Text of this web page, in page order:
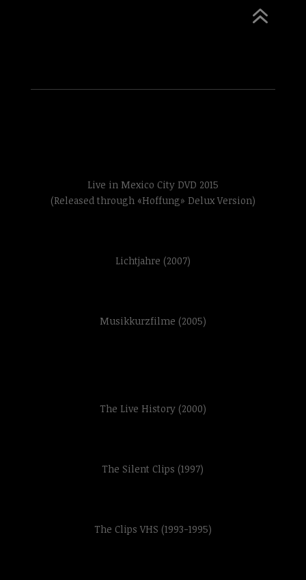
6
Live in Mexico City DVD 2015
(Released through «Hoffung» Delux Version)
Lichtjahre (2007)
Musikkurzfilme (2005)
The Live History (2000)
The Silent Clips (1997)
The Clips VHS (1993-1995)